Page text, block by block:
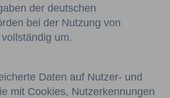
der deutschen
bei der Nutzung von
um.
Daten auf Nutzer- und
mit Cookies, Nutzerkennungen